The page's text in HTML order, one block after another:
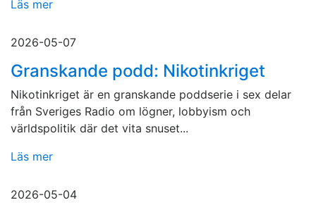
Läs mer
2026-05-07
Granskande podd: Nikotinkriget
Nikotinkriget är en granskande poddserie i sex delar
från Sveriges Radio om lögner, lobbyism och
världspolitik där det vita snuset...
Läs mer
2026-05-04